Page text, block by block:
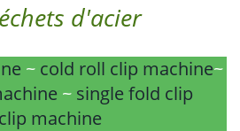
d'acier
~ cold roll clip machine~
~ single fold clip
machine